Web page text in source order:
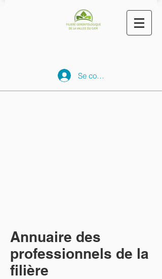
Se connecter
Annuaire des
professionnels de la
filière